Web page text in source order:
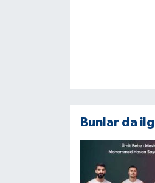
Bunlar da